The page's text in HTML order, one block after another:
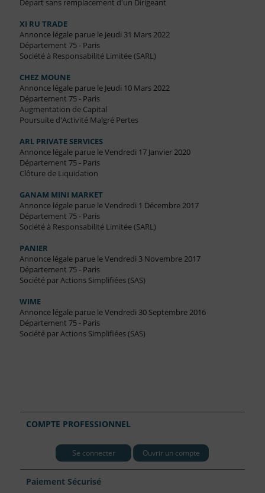
Départ sans remplacement d'un Dirigeant
XI RU TRADE
Annonce légale parue le Jeudi 31 Mars 2022
Département 75 - Paris
Société à Responsabilité Limitée (SARL)
CHEZ MOUNE
Annonce légale parue le Jeudi 10 Mars 2022
Département 75 - Paris
Augmentation de Capital
Poursuite d'Activité Malgré Pertes
ARL PRIVATE SERVICES
Annonce légale parue le Vendredi 17 Janvier 2020
Département 75 - Paris
Clôture de Liquidation
GANAM MINI MARKET
Annonce légale parue le Vendredi 1 Décembre 2017
Département 75 - Paris
Société à Responsabilité Limitée (SARL)
PANIER
Annonce légale parue le Vendredi 3 Novembre 2017
Département 75 - Paris
Société par Actions Simplifiées (SAS)
WIME
Annonce légale parue le Vendredi 30 Septembre 2016
Département 75 - Paris
Société par Actions Simplifiées (SAS)
COMPTE PROFESSIONNEL
Se connecter Ouvrir un compte
Paiement Sécurisé